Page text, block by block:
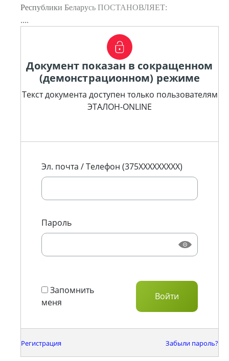
Республики Беларусь ПОСТАНОВЛЯЕТ:
....
Документ показан в сокращенном
(демонстрационном) режиме
Текст документа доступен только пользователям
ЭТАЛОН-ONLINE
Эл. почта / Телефон (375XXXXXXXXX)
Пароль
Запомнить
меня
Регистрация Забыли пароль?